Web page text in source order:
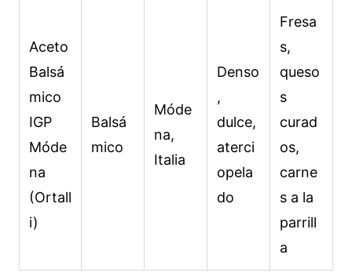
Aceto
Balsá
mico
IGP
Móde
na
(Ortall
i)
Balsá
mico
Móde
na,
Italia
Denso
,
dulce,
aterci
opela
do
Fresa
s,
queso
s
curad
os,
carne
s a la
parrill
a